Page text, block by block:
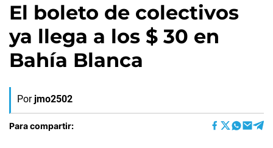
El boleto de colectivos
ya llega a los $ 30 en
Bahía Blanca
Por jmo2502
Para compartir: